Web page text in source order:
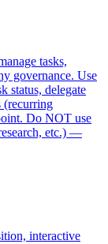
tasks,
governance. Use
status, delegate
(recurring
Do NOT use
etc.) —
interactive